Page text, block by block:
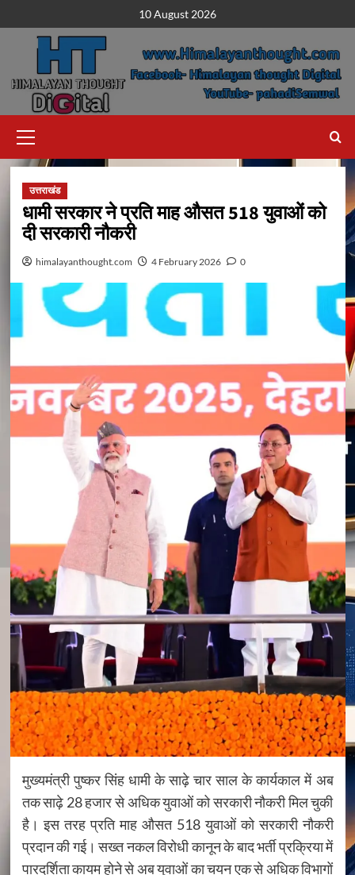
to
content
10 August 2026
Menu
उत्तराखंड
धामी सरकार ने प्रति माह औसत 518 युवाओं को
दी सरकारी नौकरी
himalayanthought.com 4 February 2026 0
मुख्यमंत्री पुष्कर सिंह धामी के साढ़े चार साल के कार्यकाल में अब
तक साढ़े 28 हजार से अधिक युवाओं को सरकारी नौकरी मिल चुकी
है। इस तरह प्रति माह औसत 518 युवाओं को सरकारी नौकरी
प्रदान की गई। सख्त नकल विरोधी कानून के बाद भर्ती प्रक्रिया में
पारदर्शिता कायम होने से अब युवाओं का चयन एक से अधिक विभागों